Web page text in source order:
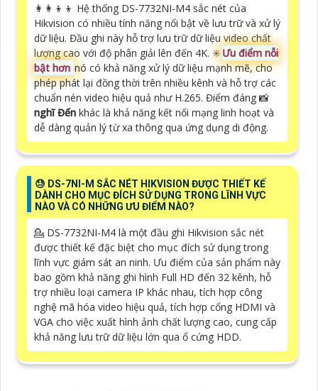
👩‍👩‍👦‍👦 Hệ thống DS-7732NI-M4 sắc nét của
Hikvision có nhiều tính năng nổi bật về lưu trữ và xử lý
dữ liệu. Đầu ghi này hỗ trợ lưu trữ dữ liệu video chất
lượng cao với độ phân giải lên đến 4K. ✳️ Ưu điểm nỗi
bật hơn nó có khả năng xử lý dữ liệu mạnh mẽ, cho
phép phát lại đồng thời trên nhiều kênh và hỗ trợ các
chuẩn nén video hiệu quả như H.265. Điểm đáng 📸
nghĩ Đến khác là khả năng kết nối mạng linh hoạt và
dễ dàng quản lý từ xa thông qua ứng dụng di động.
😓 DS-7NI-M SẮC NÉT HIKVISION ĐƯỢC THIẾT KẾ
DÀNH CHO MỤC ĐÍCH SỬ DỤNG TRONG LĨNH VỰC
NÀO VÀ CÓ NHỮNG ƯU ĐIỂM NÀO?
💁 DS-7732NI-M4 là một đầu ghi Hikvision sắc nét
được thiết kế đặc biệt cho mục đích sử dụng trong
lĩnh vực giám sát an ninh. Ưu điểm của sản phẩm này
bao gồm khả năng ghi hình Full HD đến 32 kênh, hỗ
trợ nhiều loại camera IP khác nhau, tích hợp công
nghệ mã hóa video hiệu quả, tích hợp cổng HDMI và
VGA cho việc xuất hình ảnh chất lượng cao, cung cấp
khả năng lưu trữ dữ liệu lớn qua ổ cứng HDD.